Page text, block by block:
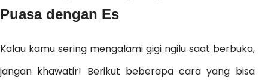
Puasa dengan Es
Kalau kamu sering mengalami gigi ngilu saat berbuka,
jangan khawatir! Berikut beberapa cara yang bisa